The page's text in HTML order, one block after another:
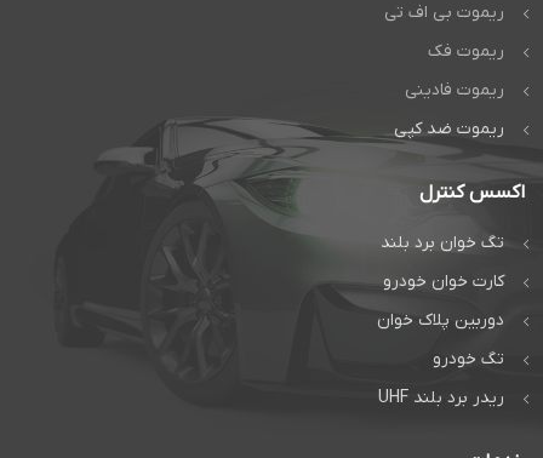
ریموت بی اف تی
ریموت فک
ریموت فادینی
ریموت ضد کپی
اکسس کنترل
تگ خوان برد بلند
کارت خوان خودرو
دوربین پلاک خوان
تگ خودرو
ریدر برد بلند UHF